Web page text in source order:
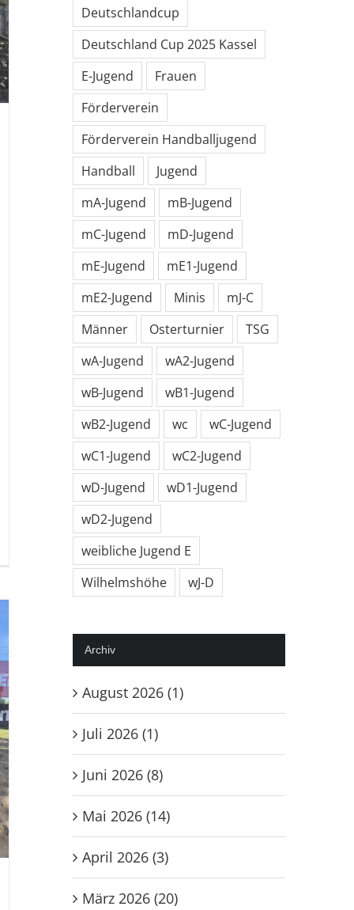
Deutschlandcup
Deutschland Cup 2025 Kassel
E-Jugend
Frauen
Förderverein
Förderverein Handballjugend
Handball
Jugend
mA-Jugend
mB-Jugend
mC-Jugend
mD-Jugend
mE-Jugend
mE1-Jugend
mE2-Jugend
Minis
mJ-C
Männer
Osterturnier
TSG
wA-Jugend
wA2-Jugend
wB-Jugend
wB1-Jugend
wB2-Jugend
wc
wC-Jugend
wC1-Jugend
wC2-Jugend
wD-Jugend
wD1-Jugend
wD2-Jugend
weibliche Jugend E
Wilhelmshöhe
wJ-D
Archiv
August 2026 (1)
Juli 2026 (1)
Juni 2026 (8)
Mai 2026 (14)
April 2026 (3)
März 2026 (20)